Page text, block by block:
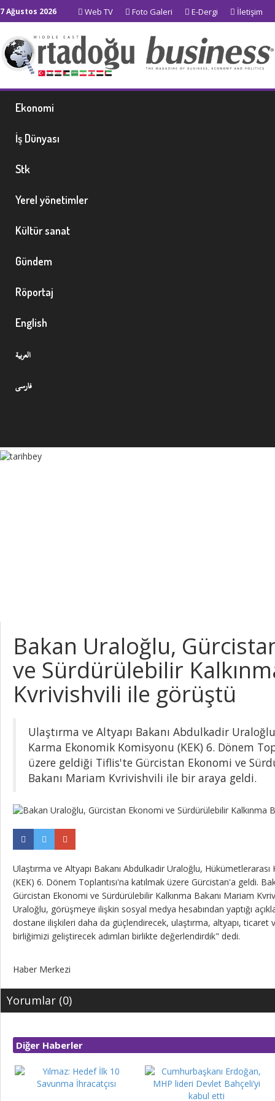
7 Ağustos 2026 Web TV Foto Galeri E-Dergi İletişim
Ekonomi
İş Dünyası
Stk
Yerel yönetimler
Kültür sanat
Gündem
Röportaj
English
العربية
فارسی
Bakan Uraloğlu,
ve Sürdürülebilir
Kvrivishvili ile görüştü
Ulaştırma ve Altyapı Bakanı Abdulkadir
Karma Ekonomik Komisyonu (KEK) 6. Dönem
üzere geldiği Tiflis'te Gürcistan Ekonomi ve
Bakanı Mariam Kvrivishvili ile bir araya geldi.
Ulaştırma ve Altyapı Bakanı Abdulkadir Uraloğlu,
(KEK) 6. Dönem Toplantısı'na katılmak üzere Gürcistan'a geldi.
Gürcistan Ekonomi ve Sürdürülebilir Kalkınma Bakanı Mariam
Uraloğlu, görüşmeye ilişkin sosyal medya hesabından yaptığı
dostane ilişkileri daha da güçlendirecek, ulaştırma, altyapı, ticaret
birliğimizi geliştirecek adımları birlikte değerlendirdik" dedi.
Haber Merkezi
Yorumlar (0)
Diğer Haberler